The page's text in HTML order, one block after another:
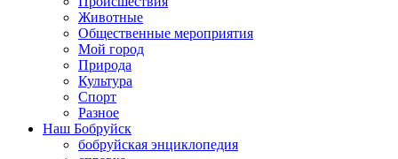
Животные
Общественные мероприятия
Мой город
Природа
Культура
Спорт
Разное
Наш Бобруйск
бобруйская энциклопедия